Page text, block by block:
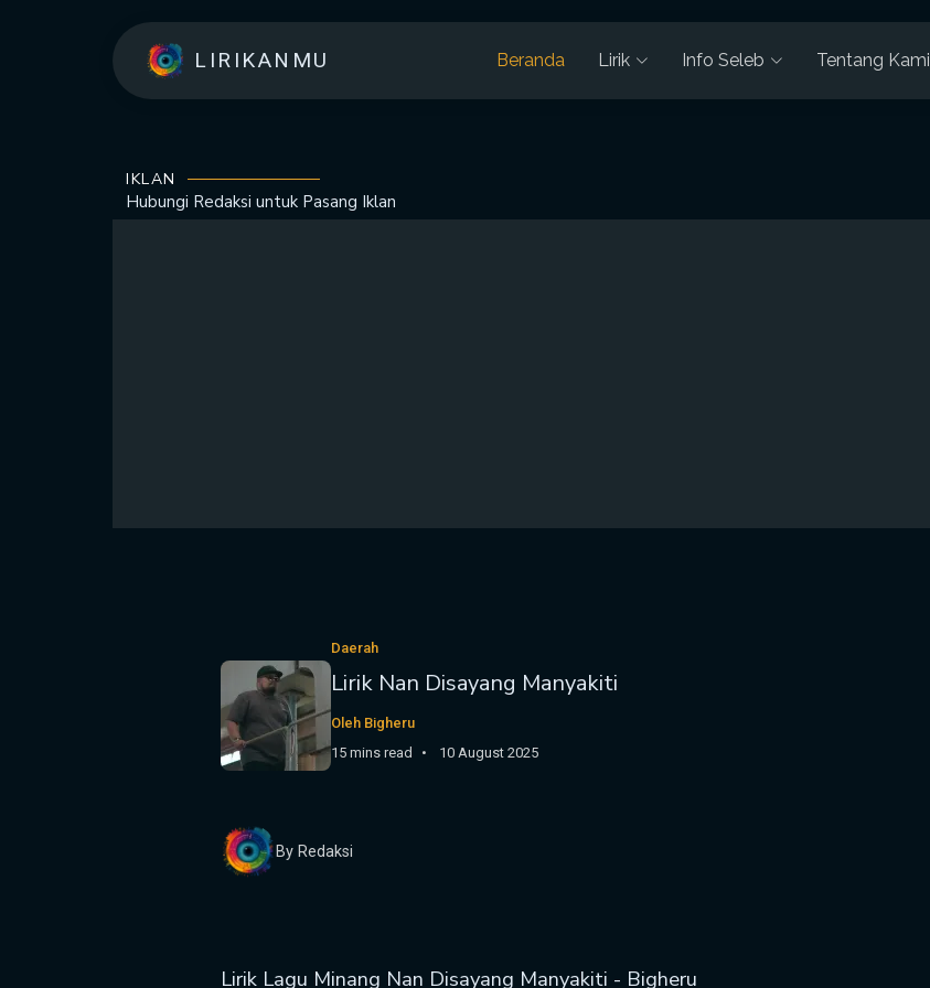
LIRIKANMU Beranda Lirik Info Seleb Tentang Kami
IKLAN
Hubungi Redaksi untuk Pasang Iklan
Daerah
Lirik Nan Disayang Manyakiti
Oleh Bigheru
15 mins read
10 August 2025
By Redaksi
Lirik Lagu Minang Nan Disayang Manyakiti - Bigheru